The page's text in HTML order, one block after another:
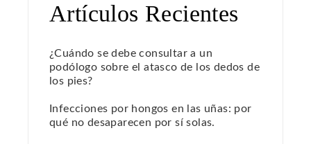
Artículos Recientes
¿Cuándo se debe consultar a un
podólogo sobre el atasco de los dedos de
los pies?
Infecciones por hongos en las uñas: por
qué no desaparecen por sí solas.